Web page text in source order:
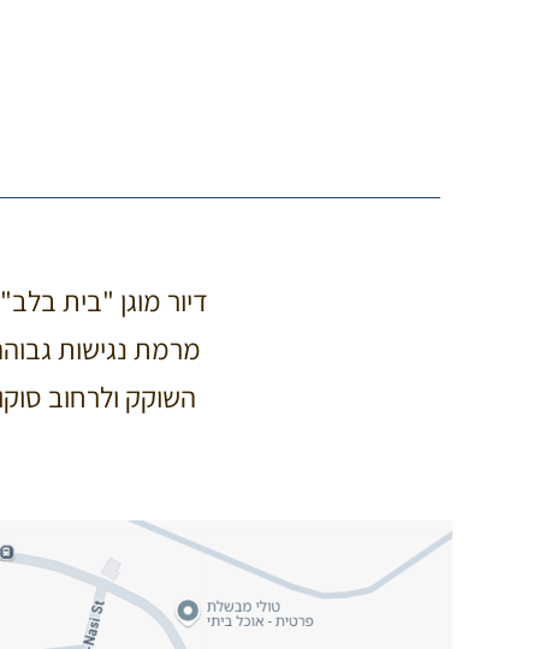
דיור מוגן "בית
מרמת נגישות
השוקק ולרחוב